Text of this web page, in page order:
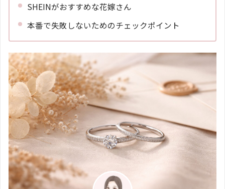
SHEINがおすすめな花嫁さん
本番で失敗しないためのチェックポイント